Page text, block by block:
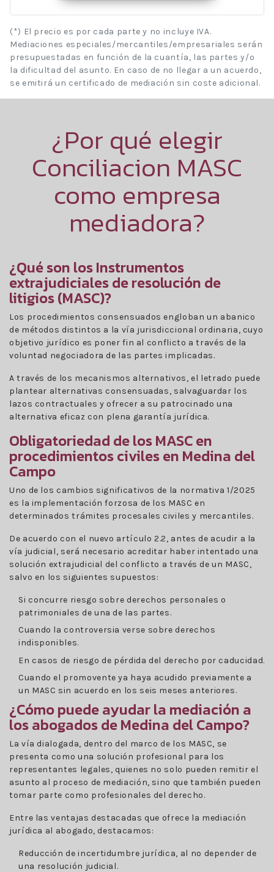
(*) El precio es por cada parte y no incluye IVA.
Mediaciones especiales/mercantiles/empresariales serán
presupuestadas en función de la cuantía, las partes y/o
la dificultad del asunto. En caso de no llegar a un acuerdo,
se emitirá un certificado de mediación sin coste adicional.
¿Por qué elegir
Conciliacion MASC
como empresa
mediadora?
¿Qué son los Instrumentos
extrajudiciales de resolución de
litigios (MASC)?
Los procedimientos consensuados engloban un abanico
de métodos distintos a la vía jurisdiccional ordinaria, cuyo
objetivo jurídico es poner fin al conflicto a través de la
voluntad negociadora de las partes implicadas.
A través de los mecanismos alternativos, el letrado puede
plantear alternativas consensuadas, salvaguardar los
lazos contractuales y ofrecer a su patrocinado una
alternativa eficaz con plena garantía jurídica.
Obligatoriedad de los MASC en
procedimientos civiles en Medina del
Campo
Uno de los cambios significativos de la normativa 1/2025
es la implementación forzosa de los MASC en
determinados trámites procesales civiles y mercantiles.
De acuerdo con el nuevo artículo 2.2, antes de acudir a la
vía judicial, será necesario acreditar haber intentado una
solución extrajudicial del conflicto a través de un MASC,
salvo en los siguientes supuestos:
Si concurre riesgo sobre derechos personales o
patrimoniales de una de las partes.
Cuando la controversia verse sobre derechos
indisponibles.
En casos de riesgo de pérdida del derecho por caducidad.
Cuando el promovente ya haya acudido previamente a
un MASC sin acuerdo en los seis meses anteriores.
¿Cómo puede ayudar la mediación a
los abogados de Medina del Campo?
La vía dialogada, dentro del marco de los MASC, se
presenta como una solución profesional para los
representantes legales, quienes no solo pueden remitir el
asunto al proceso de mediación, sino que también pueden
tomar parte como profesionales del derecho.
Entre las ventajas destacadas que ofrece la mediación
jurídica al abogado, destacamos:
Reducción de incertidumbre jurídica, al no depender de
una resolución judicial.